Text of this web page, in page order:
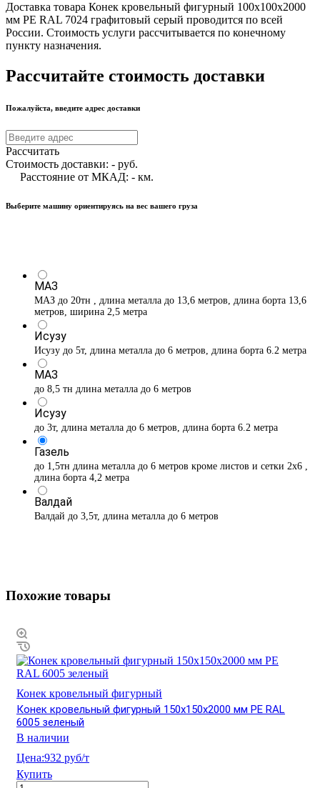
Доставка товара Конек кровельный фигурный 100х100х2000
мм PE RAL 7024 графитовый серый проводится по всей
России. Стоимость услуги рассчитывается по конечному
пункту назначения.
Рассчитайте стоимость доставки
Пожалуйста, введите адрес доставки
Рассчитать
Стоимость доставки: - руб.
Расстояние от МКАД: - км.
Выберите машину ориентируясь на вес вашего груза
МАЗ
МАЗ до 20тн , длина металла до 13,6 метров, длина борта 13,6
метров, ширина 2,5 метра
Исузу
Исузу до 5т, длина металла до 6 метров, длина борта 6.2 метра
МАЗ
до 8,5 тн длина металла до 6 метров
Исузу
до 3т, длина металла до 6 метров, длина борта 6.2 метра
Газель
до 1,5тн длина металла до 6 метров кроме листов и сетки 2х6 ,
длина борта 4,2 метра
Валдай
Валдай до 3,5т, длина металла до 6 метров
Похожие товары
Конек кровельный фигурный
Конек кровельный фигурный 150х150х2000 мм PE RAL
6005 зеленый
В наличии
Цена:932 руб/т
Купить